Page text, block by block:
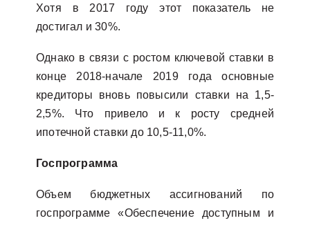
Хотя в 2017 году этот показатель не
достигал и 30%.
Однако в связи с ростом ключевой ставки в
конце 2018-начале 2019 года основные
кредиторы вновь повысили ставки на 1,5-
2,5%. Что привело и к росту средней
ипотечной ставки до 10,5-11,0%.
Госпрограмма
Объем бюджетных ассигнований по
госпрограмме «Обеспечение доступным и